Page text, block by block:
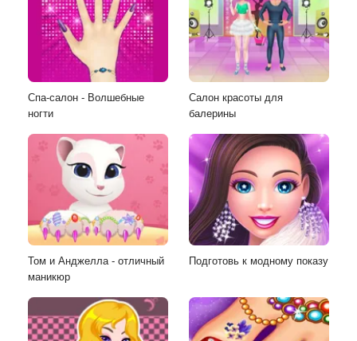
Спа-салон - Волшебные
ногти
Салон красоты для
балерины
Том и Анджелла - отличный
маникюр
Подготовь к модному показу